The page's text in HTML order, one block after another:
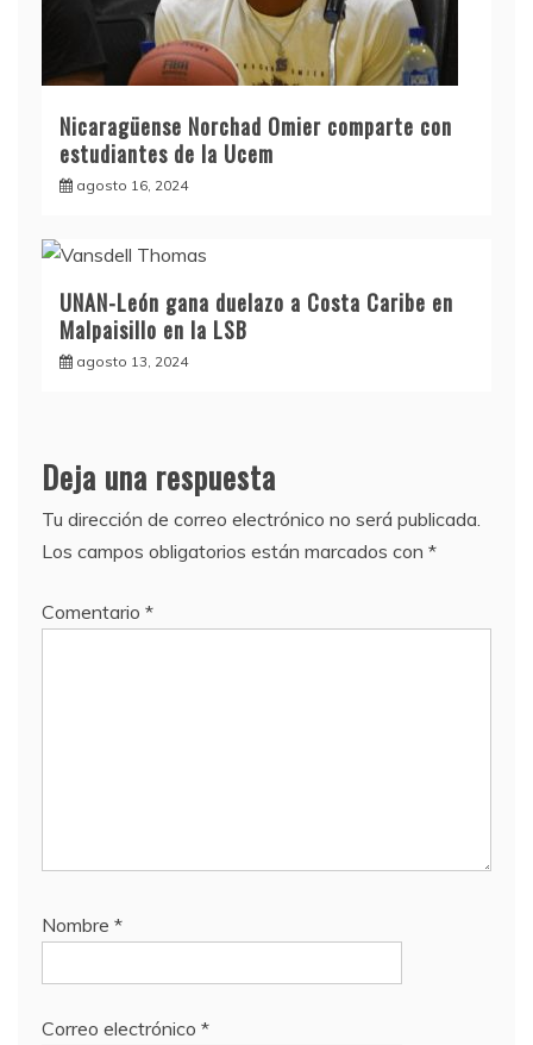
Nicaragüense Norchad Omier comparte con
estudiantes de la Ucem
agosto 16, 2024
UNAN-León gana duelazo a Costa Caribe en
Malpaisillo en la LSB
agosto 13, 2024
Deja una respuesta
Tu dirección de correo electrónico no será publicada.
Los campos obligatorios están marcados con *
Comentario *
Nombre *
Correo electrónico *